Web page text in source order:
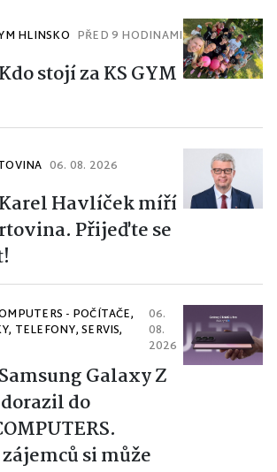
HLINSKO PŘED 9 HODINAMI
Kdo stojí za KS GYM
06. 08. 2026
Karel Havlíček míří
Přijeďte se
- POČÍTAČE,
TELEFONY, SERVIS,
06.
08.
2026
Samsung Galaxy Z
do
si může